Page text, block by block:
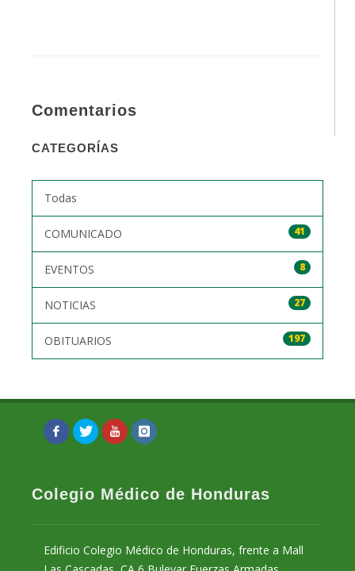
Comentarios
CATEGORÍAS
Todas
41
COMUNICADO
8
EVENTOS
27
NOTICIAS
197
OBITUARIOS
Colegio Médico de Honduras
Edificio Colegio Médico de Honduras, frente a Mall